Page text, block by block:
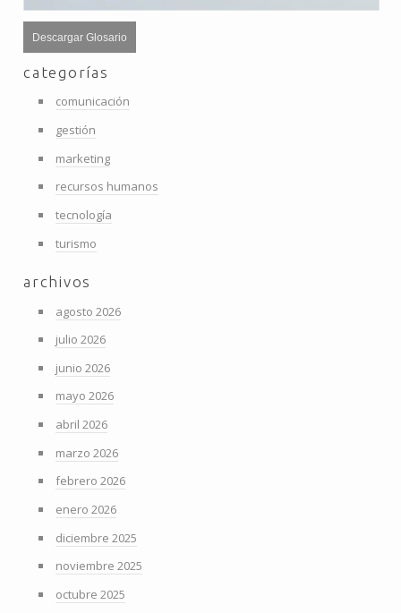
Descargar Glosario
categorías
comunicación
gestión
marketing
recursos humanos
tecnología
turismo
archivos
agosto 2026
julio 2026
junio 2026
mayo 2026
abril 2026
marzo 2026
febrero 2026
enero 2026
diciembre 2025
noviembre 2025
octubre 2025